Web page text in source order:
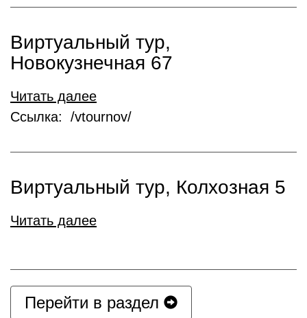
Виртуальный тур,
Новокузнечная 67
Читать далее
Ссылка: /vtournov/
Виртуальный тур, Колхозная 5
Читать далее
Перейти в раздел